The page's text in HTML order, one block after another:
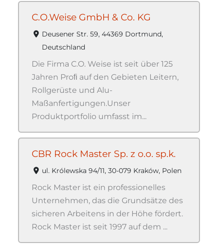
C.O.Weise GmbH & Co. KG
Deusener Str. 59, 44369 Dortmund,
Deutschland
Die Firma C.O. Weise ist seit über 125
Jahren Proﬁ auf den Gebieten Leitern,
Rollgerüste und Alu-
Maßanfertigungen.Unser
Produktportfolio umfasst im...
CBR Rock Master Sp. z o.o. sp.k.
ul. Królewska 94/11, 30-079 Kraków, Polen
Rock Master ist ein professionelles
Unternehmen, das die Grundsätze des
sicheren Arbeitens in der Höhe fördert.
Rock Master ist seit 1997 auf dem ...